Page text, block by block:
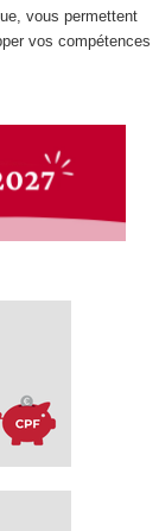
vous permettent
vos compétences